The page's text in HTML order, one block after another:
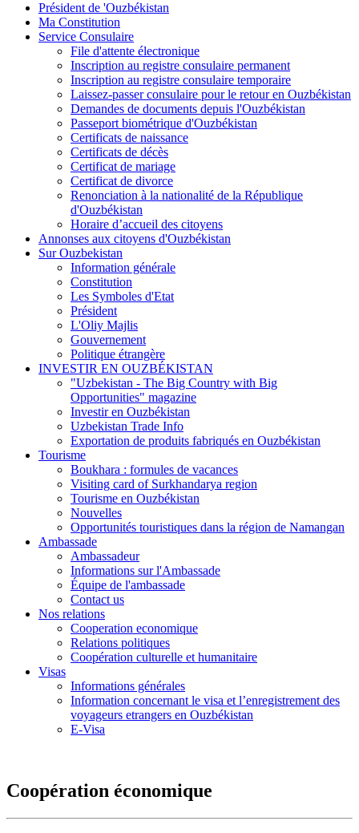
Président de 'Ouzbékistan
Ma Constitution
Service Consulaire
File d'attente électronique
Inscription au registre consulaire permanent
Inscription au registre consulaire temporaire
Laissez-passer consulaire pour le retour en Ouzbékistan
Demandes de documents depuis l'Ouzbékistan
Passeport biométrique d'Ouzbékistan
Certificats de naissance
Certificats de décès
Certificat de mariage
Certificat de divorce
Renonciation à la nationalité de la République
d'Ouzbékistan
Horaire d’accueil des citoyens
Annonses aux citoyens d'Ouzbékistan
Sur Ouzbekistan
Information générale
Constitution
Les Symboles d'Etat
Président
L'Oliy Majlis
Gouvernement
Politique étrangère
INVESTIR EN OUZBÉKISTAN
"Uzbekistan - The Big Country with Big
Opportunities" magazine
Investir en Ouzbékistan
Uzbekistan Trade Info
Exportation de produits fabriqués en Ouzbékistan
Tourisme
Boukhara : formules de vacances
Visiting card of Surkhandarya region
Tourisme en Ouzbékistan
Nouvelles
Opportunités touristiques dans la région de Namangan
Ambassade
Ambassadeur
Informations sur l'Ambassade
Équipe de l'ambassade
Contact us
Nos relations
Cooperation economique
Relations politiques
Coopération culturelle et humanitaire
Visas
Informations générales
Information concernant le visa et l’enregistrement des
voyageurs etrangers en Ouzbékistan
E-Visa
Coopération économique